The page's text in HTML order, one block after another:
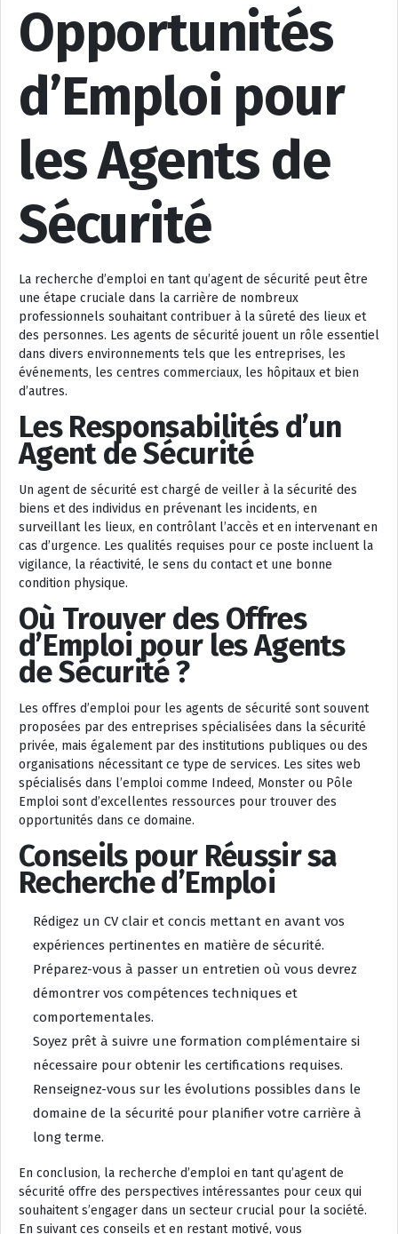
Opportunités
d’Emploi pour
les Agents de
Sécurité
La recherche d’emploi en tant qu’agent de sécurité peut être
une étape cruciale dans la carrière de nombreux
professionnels souhaitant contribuer à la sûreté des lieux et
des personnes. Les agents de sécurité jouent un rôle essentiel
dans divers environnements tels que les entreprises, les
événements, les centres commerciaux, les hôpitaux et bien
d’autres.
Les Responsabilités d’un
Agent de Sécurité
Un agent de sécurité est chargé de veiller à la sécurité des
biens et des individus en prévenant les incidents, en
surveillant les lieux, en contrôlant l’accès et en intervenant en
cas d’urgence. Les qualités requises pour ce poste incluent la
vigilance, la réactivité, le sens du contact et une bonne
condition physique.
Où Trouver des Offres
d’Emploi pour les Agents
de Sécurité ?
Les offres d’emploi pour les agents de sécurité sont souvent
proposées par des entreprises spécialisées dans la sécurité
privée, mais également par des institutions publiques ou des
organisations nécessitant ce type de services. Les sites web
spécialisés dans l’emploi comme Indeed, Monster ou Pôle
Emploi sont d’excellentes ressources pour trouver des
opportunités dans ce domaine.
Conseils pour Réussir sa
Recherche d’Emploi
Rédigez un CV clair et concis mettant en avant vos
expériences pertinentes en matière de sécurité.
Préparez-vous à passer un entretien où vous devrez
démontrer vos compétences techniques et
comportementales.
Soyez prêt à suivre une formation complémentaire si
nécessaire pour obtenir les certifications requises.
Renseignez-vous sur les évolutions possibles dans le
domaine de la sécurité pour planifier votre carrière à
long terme.
En conclusion, la recherche d’emploi en tant qu’agent de
sécurité offre des perspectives intéressantes pour ceux qui
souhaitent s’engager dans un secteur crucial pour la société.
En suivant ces conseils et en restant motivé, vous